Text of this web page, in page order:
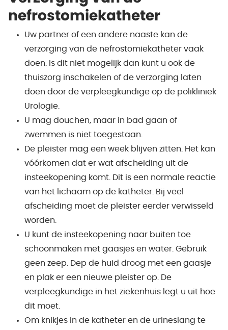
nefrostomiekatheter
Uw partner of een andere naaste kan de
verzorging van de nefrostomiekatheter vaak
doen. Is dit niet mogelijk dan kunt u ook de
thuiszorg inschakelen of de verzorging laten
doen door de verpleegkundige op de polikliniek
Urologie.
U mag douchen, maar in bad gaan of
zwemmen is niet toegestaan.
De pleister mag een week blijven zitten. Het kan
vóórkomen dat er wat afscheiding uit de
insteekopening komt. Dit is een normale reactie
van het lichaam op de katheter. Bij veel
afscheiding moet de pleister eerder verwisseld
worden.
U kunt de insteekopening naar buiten toe
schoonmaken met gaasjes en water. Gebruik
geen zeep. Dep de huid droog met een gaasje
en plak er een nieuwe pleister op. De
verpleegkundige in het ziekenhuis legt u uit hoe
dit moet.
Om knikjes in de katheter en de urineslang te